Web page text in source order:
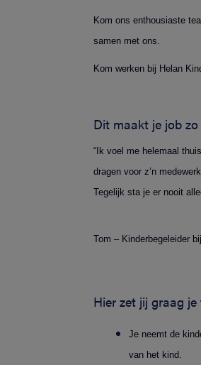
Kom ons enthousiaste
samen met ons.
Kom werken bij Helan
Dit maakt je job zo
“Ik voel me helemaal
dragen voor z’n
Tegelijk sta je er nooit
Tom – Kinderbegeleider
Hier zet jij graag
Je neemt de
van het kind.